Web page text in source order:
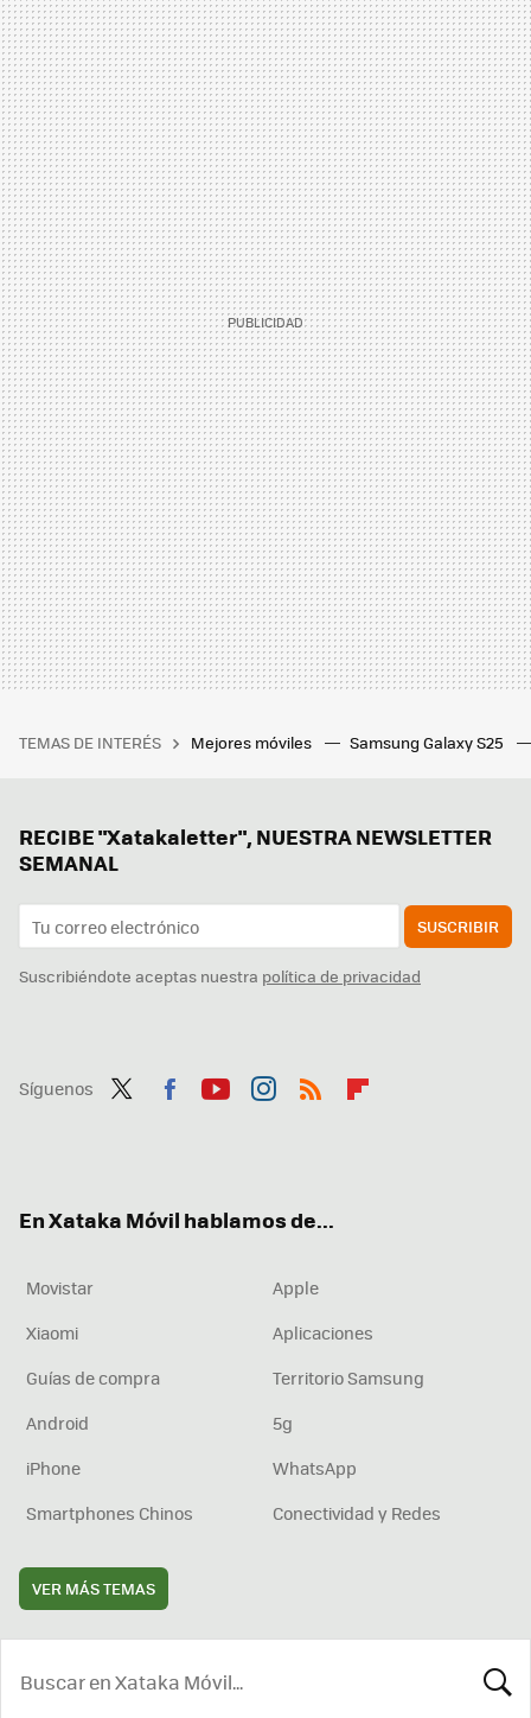
TEMAS DE INTERÉS Mejores móviles Samsung Galaxy S25
RECIBE "Xatakaletter", NUESTRA NEWSLETTER
SEMANAL
SUSCRIBIR
Suscribiéndote aceptas nuestra política de privacidad
Síguenos
En Xataka Móvil hablamos de...
Movistar
Apple
Xiaomi
Aplicaciones
Guías de compra
Territorio Samsung
Android
5g
iPhone
WhatsApp
Smartphones Chinos
Conectividad y Redes
VER MÁS TEMAS